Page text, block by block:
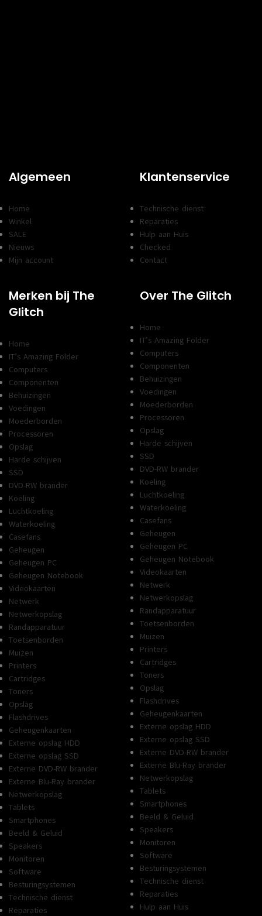
Algemeen
Home
Winkel
SALE
Nieuws
Mijn account
Klantenservice
Technische dienst
Reparaties
Hulp aan Huis
Checked
Contact
Merken bij The
Glitch
Home
IT’s Amazing Folder
Computers
Componenten
Behuizingen
Voedingen
Moederborden
Processoren
Opslag
Harde schijven
SSD
DVD-RW brander
Koeling
Luchtkoeling
Waterkoeling
Casefans
Geheugen
Geheugen PC
Geheugen Notebook
Videokaarten
Netwerk
Netwerkopslag
Randapparatuur
Toetsenborden
Muizen
Printers
Cartridges
Toners
Opslag
Flashdrives
Geheugenkaarten
Externe opslag HDD
Externe opslag SSD
Externe DVD-RW brander
Externe Blu-Ray brander
Netwerkopslag
Tablets
Smartphones
Beeld & Geluid
Speakers
Monitoren
Software
Besturingsystemen
Technische dienst
Reparaties
Over The Glitch
Home
IT’s Amazing Folder
Computers
Componenten
Behuizingen
Voedingen
Moederborden
Processoren
Opslag
Harde schijven
SSD
DVD-RW brander
Koeling
Luchtkoeling
Waterkoeling
Casefans
Geheugen
Geheugen PC
Geheugen Notebook
Videokaarten
Netwerk
Netwerkopslag
Randapparatuur
Toetsenborden
Muizen
Printers
Cartridges
Toners
Opslag
Flashdrives
Geheugenkaarten
Externe opslag HDD
Externe opslag SSD
Externe DVD-RW brander
Externe Blu-Ray brander
Netwerkopslag
Tablets
Smartphones
Beeld & Geluid
Speakers
Monitoren
Software
Besturingsystemen
Technische dienst
Reparaties
Hulp aan Huis